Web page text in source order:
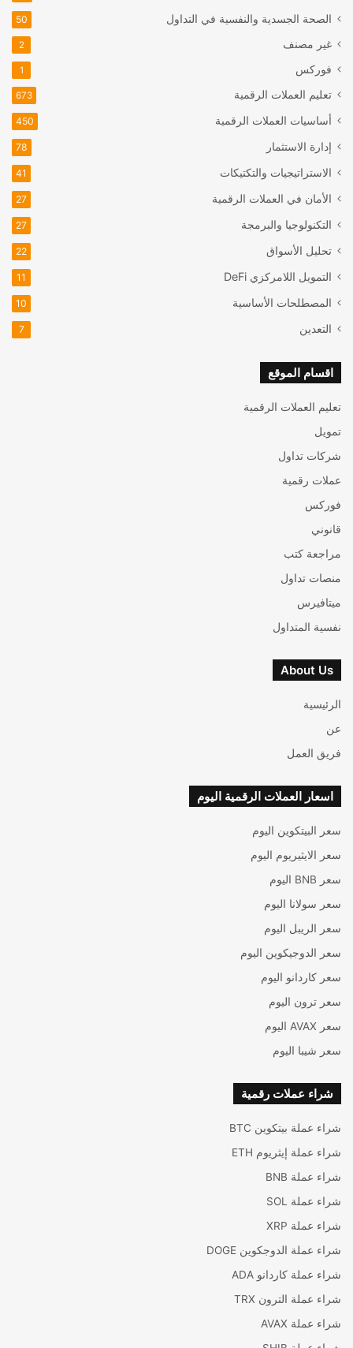
الصحة الجسدية والنفسية في التداول 50
غير مصنف 2
فوركس 1
تعليم العملات الرقمية 673
أساسيات العملات الرقمية 450
إدارة الاستثمار 78
الاستراتيجيات والتكتيكات 41
الأمان في العملات الرقمية 27
التكنولوجيا والبرمجة 27
تحليل الأسواق 22
التمويل اللامركزي DeFi
11
المصطلحات الأساسية 10
التعدين 7
اقسام الموقع
تعليم العملات الرقمية
تمويل
شركات تداول
عملات رقمية
فوركس
قانوني
مراجعة كتب
منصات تداول
ميتافيرس
نفسية المتداول
About Us
الرئيسية
عن
فريق العمل
اسعار العملات الرقمية اليوم
سعر البيتكوين اليوم
سعر الايثيريوم اليوم
سعر BNB اليوم
سعر سولانا اليوم
سعر الريبل اليوم
سعر الدوجيكوين اليوم
سعر كاردانو اليوم
سعر ترون اليوم
سعر AVAX اليوم
سعر شيبا اليوم
شراء عملات رقمية
شراء عملة بيتكوين BTC
شراء عملة إيثريوم ETH
شراء عملة BNB
شراء عملة SOL
شراء عملة XRP
شراء عملة الدوجكوين DOGE
شراء عملة كاردانو ADA
شراء عملة الترون TRX
شراء عملة AVAX